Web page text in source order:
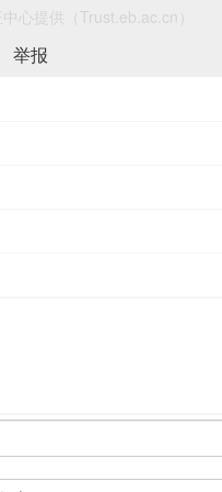
心提供（Trust.eb.ac.cn）
举报